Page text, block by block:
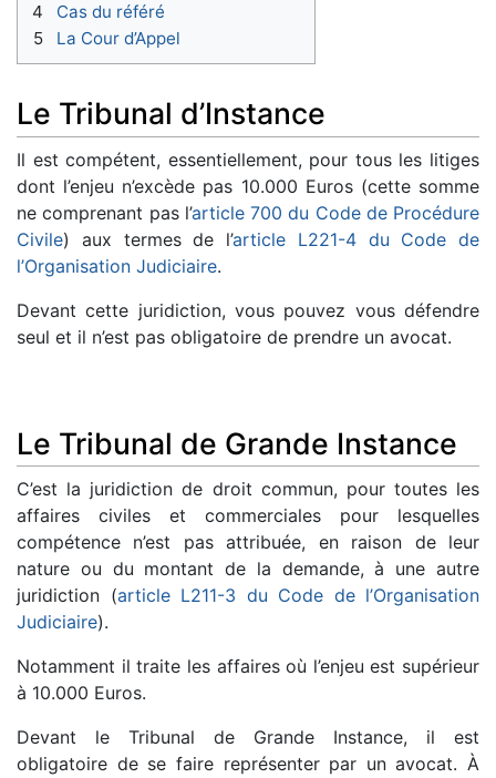
4
Cas du référé
5
La Cour d’Appel
Le Tribunal d’Instance
Il est compétent, essentiellement, pour tous les litiges
dont l’enjeu n’excède pas 10.000 Euros (cette somme
ne comprenant pas l’article 700 du Code de Procédure
Civile) aux termes de l’article L221-4 du Code de
l’Organisation Judiciaire.
Devant cette juridiction, vous pouvez vous défendre
seul et il n’est pas obligatoire de prendre un avocat.
Le Tribunal de Grande Instance
C’est la juridiction de droit commun, pour toutes les
affaires civiles et commerciales pour lesquelles
compétence n’est pas attribuée, en raison de leur
nature ou du montant de la demande, à une autre
juridiction (article L211-3 du Code de l’Organisation
Judiciaire).
Notamment il traite les affaires où l’enjeu est supérieur
à 10.000 Euros.
Devant le Tribunal de Grande Instance, il est
obligatoire de se faire représenter par un avocat. À